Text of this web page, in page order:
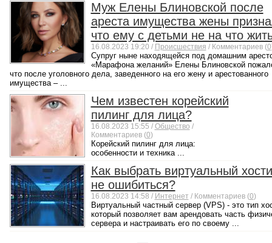
Муж Елены Блиновской после
ареста имущества жены
что ему с детьми не на что
16.08.2023 19:20 / Происшествия / Комментариев (0
Супруг ныне находящейся под домашним
«Марафона желаний» Елены Блиновской
что после уголовного дела, заведенного на его жену и арестованного
имущества – ...
Чем известен корейский
пилинг для лица?
16.08.2023 15:55 / Общество /
Комментариев (0)
Корейский пилинг для лица:
особенности и техника ...
Как выбрать виртуальный
не ошибиться?
16.08.2023 14:58 / Интернет / Комментариев (0)
Виртуальный частный сервер (VPS) - это тип
который позволяет вам арендовать часть
сервера и настраивать его по своему ...